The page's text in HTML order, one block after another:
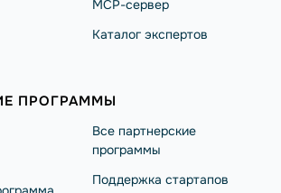
MCP-сервер
Каталог экспертов
ПРОГРАММЫ
Все партнерские
программы
Поддержка стартапов